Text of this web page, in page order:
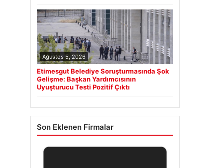
Ağustos 5, 2026
Etimesgut Belediye Soruşturmasında Şok
Gelişme: Başkan Yardımcısının
Uyuşturucu Testi Pozitif Çıktı
Son Eklenen Firmalar